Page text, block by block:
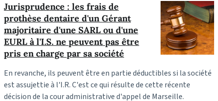
Jurisprudence : les frais de
prothèse dentaire d'un Gérant
majoritaire d'une SARL ou d'une
EURL à l'I.S. ne peuvent pas être
pris en charge par sa société
En revanche, ils peuvent être en partie déductibles si la société
est assujettie à l'I.R. C'est ce qui résulte de cette récente
décision de la cour administrative d'appel de Marseille.